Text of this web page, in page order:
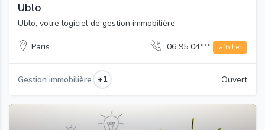
Ublo
Ublo, votre logiciel de gestion immobilière
Paris 06 95 04*** afficher
Gestion immobilière +1 Ouvert